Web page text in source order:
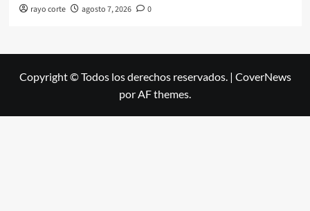
rayo corte agosto 7, 2026 0
Copyright © Todos los derechos reservados. | CoverNews
por AF themes.